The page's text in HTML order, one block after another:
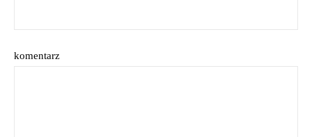
komentarz